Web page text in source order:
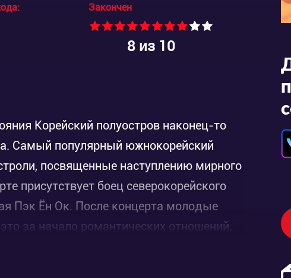
Закончен
8из 10
Корейский полуостров наконец-то
Самый популярный южнокорейский
посвященные наступлению мирного
присутствует боец северокорейского
Пэк Ён Ок. После концерта молодые
за начало романтических отношений.
в армию.